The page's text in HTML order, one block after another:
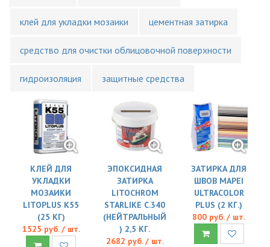
клей для укладки мозаики цементная затирка
средство для очистки облицовочной поверхности
гидроизоляция защитные средства
КЛЕЙ ДЛЯ
УКЛАДКИ
МОЗАИКИ
LITOPLUS K55
(25 КГ)
1525 руб. / шт.
ЭПОКСИДНАЯ
ЗАТИРКА
LITOCHROM
STARLIKE C.340
(НЕЙТРАЛЬНЫЙ
) 2,5 КГ.
2682 руб. / шт.
ЗАТИРКА ДЛЯ
ШВОВ MAPEI
ULTRACOLOR
PLUS (2 КГ.)
800 руб. / шт.